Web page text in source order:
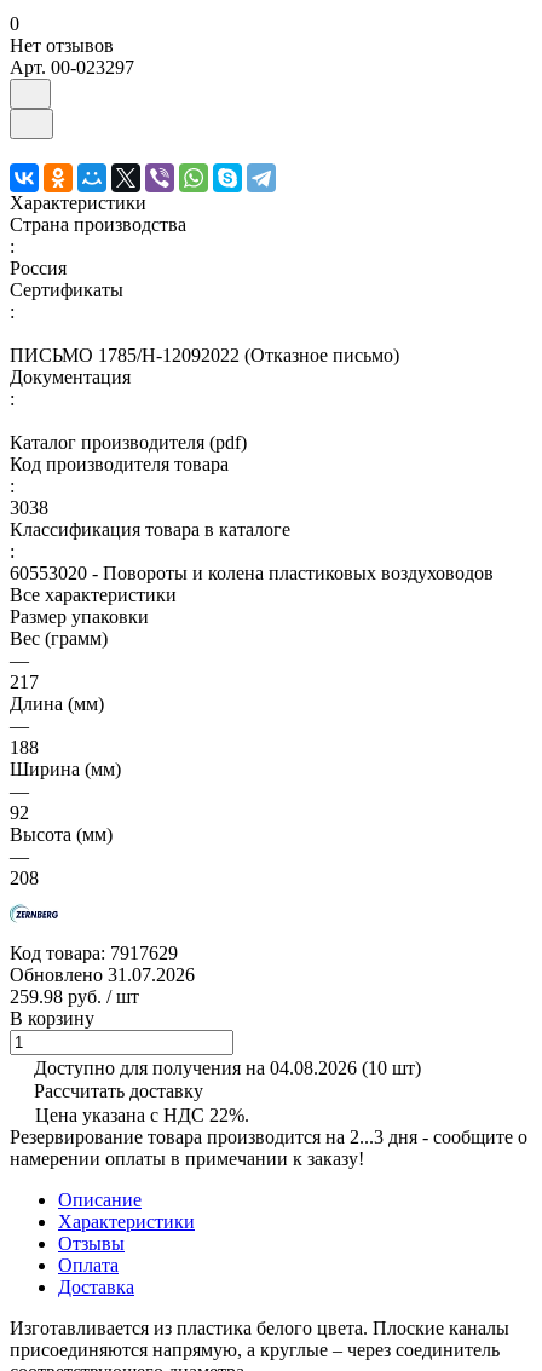
0
Нет отзывов
Арт. 00-023297
Характеристики
Страна производства
:
Россия
Сертификаты
:
ПИСЬМО 1785/Н-12092022 (Отказное письмо)
Документация
:
Каталог производителя (pdf)
Код производителя товара
:
3038
Классификация товара в каталоге
:
60553020 - Повороты и колена пластиковых воздуховодов
Все характеристики
Размер упаковки
Вес (грамм)
—
217
Длина (мм)
—
188
Ширина (мм)
—
92
Высота (мм)
—
208
Код товара: 7917629
Обновлено 31.07.2026
259.98 руб. / шт
В корзину
Доступно для получения на 04.08.2026 (10 шт)
Рассчитать доставку
Цена указана с НДС 22%.
Резервирование товара производится на 2...3 дня - сообщите о
намерении оплаты в примечании к заказу!
Описание
Характеристики
Отзывы
Оплата
Доставка
Изготавливается из пластика белого цвета. Плоские каналы
присоединяются напрямую, а круглые – через соединитель